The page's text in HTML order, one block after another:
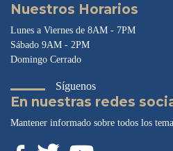
Nuestros Horarios
Lunes a Viernes de 8AM - 7PM
Sábado 9AM - 2PM
Domingo Cerrado
Síguenos
En nuestras redes
Mantener informado sobre todos los